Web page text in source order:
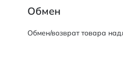
Обмен
Обмен/возврат товара